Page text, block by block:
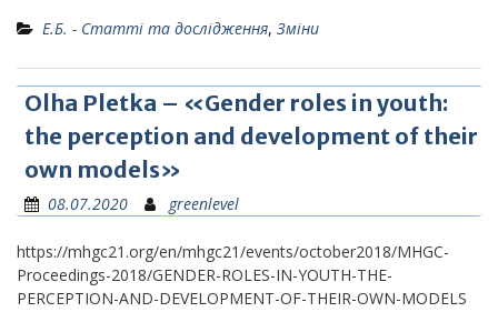
Е.Б. - Статті та дослідження, Зміни
Olha Pletka – «Gender roles in youth:
the perception and development of their
own models»
08.07.2020 greenlevel
https://mhgc21.org/en/mhgc21/events/october2018/MHGC-
Proceedings-2018/GENDER-ROLES-IN-YOUTH-THE-
PERCEPTION-AND-DEVELOPMENT-OF-THEIR-OWN-MODELS